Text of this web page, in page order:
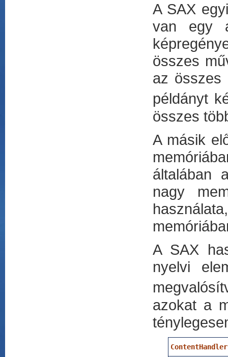
A SAX
van egy
összes
az összes
példányt
összes
A másik
általában
nagy
A SAX
nyelvi
azokat a
ContentHandler